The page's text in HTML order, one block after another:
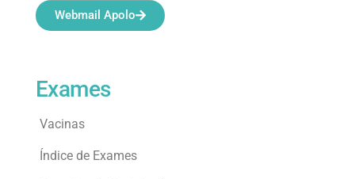
Exames
Vacinas
Índice de Exames
Webmail Apolo